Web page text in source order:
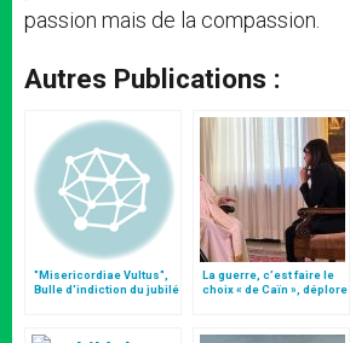
passion mais de la compassion.
Autres Publications :
"Misericordiae Vultus",
Bulle d'indiction du jubilé
La guerre, c’est faire le
choix « de Caïn », déplore